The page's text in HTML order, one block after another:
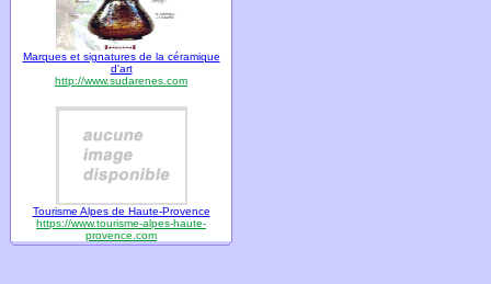
Marques et signatures de la céramique
d'art
http://www.sudarenes.com
Tourisme Alpes de Haute-Provence
https://www.tourisme-alpes-haute-
provence.com